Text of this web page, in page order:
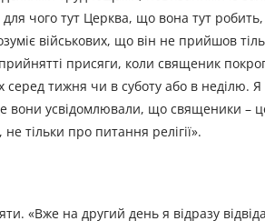
чого тут Церква, що вона тут
військових, що він не прийшов
присяги, коли священик
тижня чи в суботу або в неділю.
вони усвідомлювали, що священики –
тільки про питання релігії».
«Вже на другий день я відразу